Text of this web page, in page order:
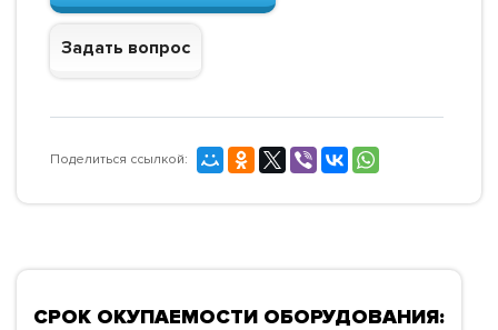
Задать вопрос
Поделиться ссылкой:
СРОК ОКУПАЕМОСТИ ОБОРУДОВАНИЯ: